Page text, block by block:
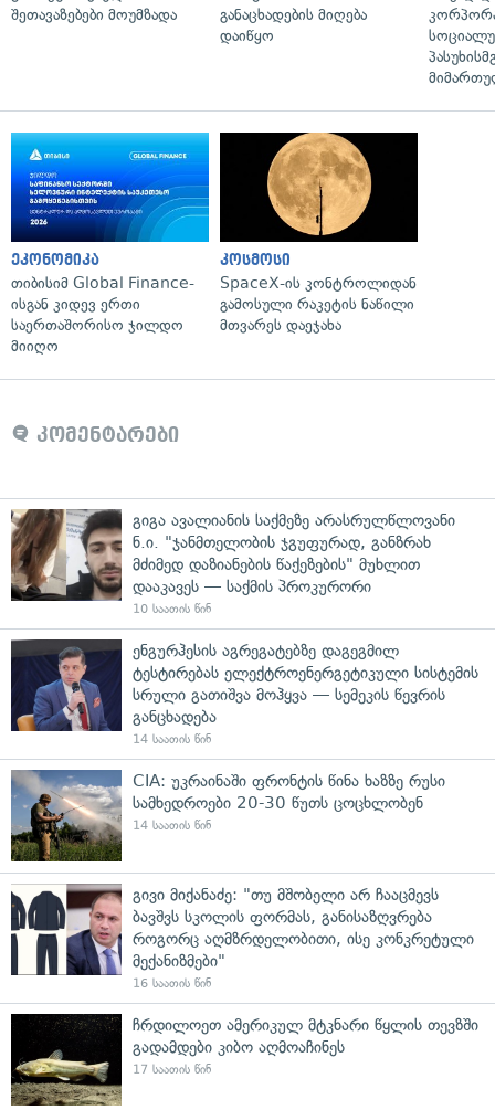
შეთავაზებები მოუმზადა
განაცხადების მიღება
დაიწყო
ეკონომიკა
თიბისიმ Global Finance-
ისგან კიდევ ერთი
საერთაშორისო ჯილდო
მიიღო
კოსმოსი
SpaceX-ის კონტროლიდან
გამოსული რაკეტის ნაწილი
მთვარეს დაეჯახა
კომენტარები
გიგა ავალიანის საქმეზე არასრულწლოვანი
ნ.ი. "ჯანმთელობის ჯგუფურად, განზრახ
მძიმედ დაზიანების წაქეზების" მუხლით
დააკავეს — საქმის პროკურორი
10 საათის წინ
ენგურჰესის აგრეგატებზე დაგეგმილ
ტესტირებას ელექტროენერგეტიკული სისტემის
სრული გათიშვა მოჰყვა — სემეკის წევრის
განცხადება
14 საათის წინ
CIA: უკრაინაში ფრონტის წინა ხაზზე რუსი
სამხედროები 20-30 წუთს ცოცხლობენ
14 საათის წინ
გივი მიქანაძე: "თუ მშობელი არ ჩააცმევს
ბავშვს სკოლის ფორმას, განისაზღვრება
როგორც აღმზრდელობითი, ისე კონკრეტული
მექანიზმები"
16 საათის წინ
ჩრდილოეთ ამერიკულ მტკნარი წყლის თევზში
გადამდები კიბო აღმოაჩინეს
17 საათის წინ